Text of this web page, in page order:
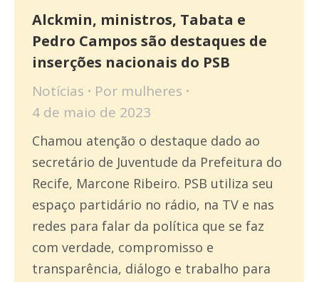
Alckmin, ministros, Tabata e
Pedro Campos são destaques de
inserções nacionais do PSB
Notícias Por mulheres
4 de maio de 2023
Chamou atenção o destaque dado ao
secretário de Juventude da Prefeitura do
Recife, Marcone Ribeiro. PSB utiliza seu
espaço partidário no rádio, na TV e nas
redes para falar da política que se faz
com verdade, compromisso e
transparência, diálogo e trabalho para